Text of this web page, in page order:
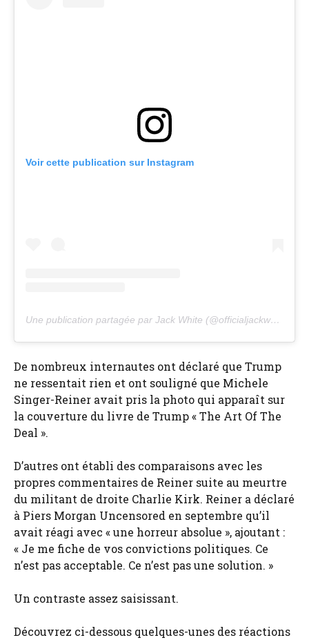
Voir cette publication sur Instagram
Une publication partagée par Jack White (@officialjackwhite)
De nombreux internautes ont déclaré que Trump
ne ressentait rien et ont souligné que Michele
Singer-Reiner avait pris la photo qui apparaît sur
la couverture du livre de Trump « The Art Of The
Deal ».
D’autres ont établi des comparaisons avec les
propres commentaires de Reiner suite au meurtre
du militant de droite Charlie Kirk. Reiner a déclaré
à Piers Morgan Uncensored en septembre qu’il
avait réagi avec « une horreur absolue », ajoutant :
« Je me fiche de vos convictions politiques. Ce
n’est pas acceptable. Ce n’est pas une solution. »
Un contraste assez saisissant.
Découvrez ci-dessous quelques-unes des réactions